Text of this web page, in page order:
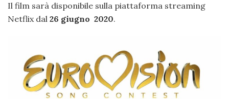
Il film sarà disponibile sulla piattaforma streaming
Netflix dal 26 giugno 2020.